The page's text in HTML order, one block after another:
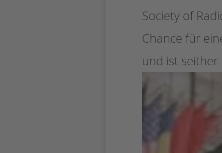
Society of
Chance für
und ist seither